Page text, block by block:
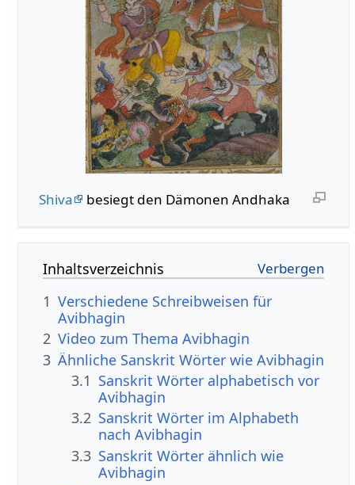
Shiva besiegt den Dämonen Andhaka
Inhaltsverzeichnis
1 Verschiedene Schreibweisen für
Avibhagin
2 Video zum Thema Avibhagin
3 Ähnliche Sanskrit Wörter wie Avibhagin
3.1 Sanskrit Wörter alphabetisch vor
Avibhagin
3.2 Sanskrit Wörter im Alphabeth
nach Avibhagin
3.3 Sanskrit Wörter ähnlich wie
Avibhagin